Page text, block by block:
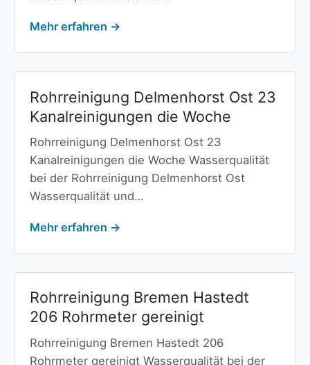
Mehr erfahren →
Rohrreinigung Delmenhorst Ost 23
Kanalreinigungen die Woche
Rohrreinigung Delmenhorst Ost 23
Kanalreinigungen die Woche Wasserqualität
bei der Rohrreinigung Delmenhorst Ost
Wasserqualität und…
Mehr erfahren →
Rohrreinigung Bremen Hastedt
206 Rohrmeter gereinigt
Rohrreinigung Bremen Hastedt 206
Rohrmeter gereinigt Wasserqualität bei der